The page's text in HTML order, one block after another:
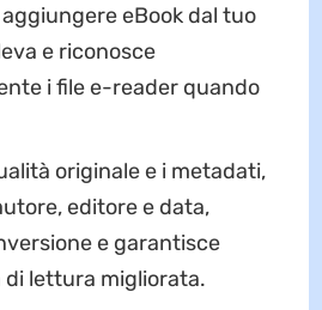
eBook dal tuo
e riconosce
i file e-reader quando
originale e i metadati,
editore e data,
e garantisce
di lettura migliorata.